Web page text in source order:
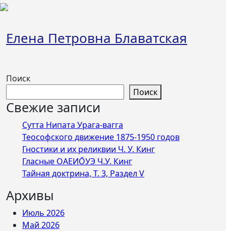
Перейти
Елена Петровна Блаватская
Поиск
Поиск
Свежие записи
Сутта Нипата Урага-вагга
Теософского движение 1875-1950 годов
Гностики и их реликвии Ч. У. Кинг
Гласные ОАЕИО̄УЭ Ч.У. Кинг
Тайная доктрина, Т. 3, Раздел V
Архивы
Июль 2026
Май 2026